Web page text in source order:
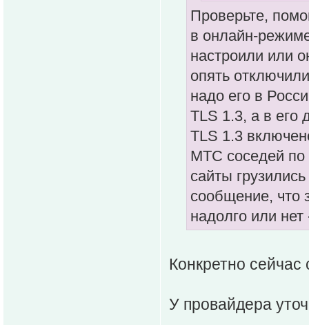
Проверьте,
в онлайн-
настроили или
опять
надо его в
TLS 1.3, а в его
TLS 1.3
МТС соседей по
сайты
сообщение, что
надолго или
Конкретно
У провайдера